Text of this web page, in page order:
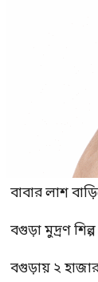
বাবার লাশ
বগুড়া মুদ্রণ
বগুড়ায় ২ হাজার